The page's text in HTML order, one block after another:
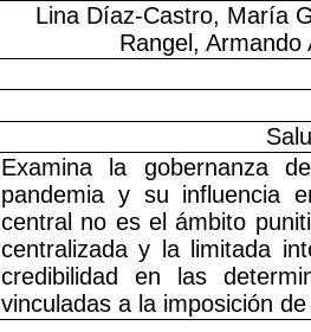
Lina Díaz-Castro, María
Rangel,
Examina la gobernanza
pandemia y su influencia
central no es el ámbito
centralizada y la limitada
credibilidad en las
vinculadas a la imposición